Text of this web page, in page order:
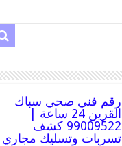
رقم فني صحي سباك
القرين 24 ساعة |
99009522 كشف
تسربات وتسليك مجاري